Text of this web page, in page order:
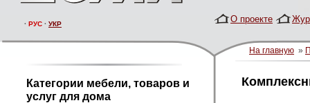
· РУС · УКР О проекте
На главную »
Категории мебели, товаров и
услуг для дома